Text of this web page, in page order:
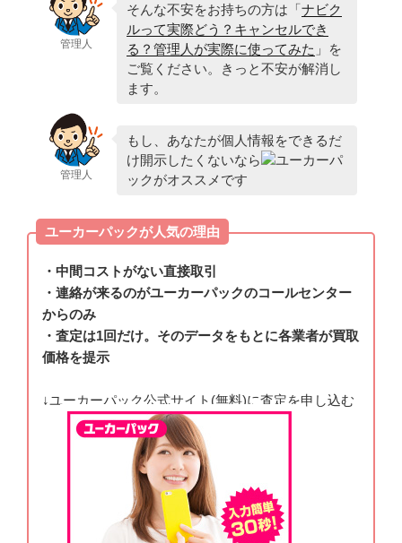
管理人
そんな不安をお持ちの方は「ナビク
ルって実際どう？キャンセルでき
る？管理人が実際に使ってみた 」を
ご覧ください。きっと不安が解消し
ます。
管理人
もし、あなたが個人情報をできるだ
け開示したくないなら
ユーカーパ
ックがオススメです
ユーカーパックが人気の理由
・中間コストがない直接取引
・連絡が来るのがユーカーパックのコールセンター
からのみ
・査定は1回だけ。そのデータをもとに各業者が買取
価格を提示
↓ユーカーパック公式サイト(無料)に査定を申し込む